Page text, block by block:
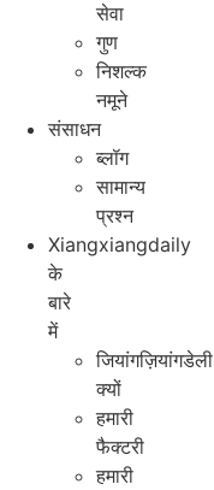
सेवा
गुण
निशल्क
नमूने
संसाधन
ब्लॉग
सामान्य
प्रश्न
Xiangxiangdaily
के
बारे
में
जियांगज़ियांगडेली
क्यों
हमारी
फैक्टरी
हमारी